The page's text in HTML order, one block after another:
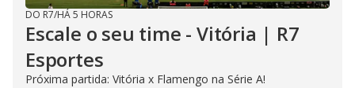
DO R7/HÁ 5 HORAS
Escale o seu time - Vitória | R7
Esportes
Próxima partida: Vitória x Flamengo na Série A!